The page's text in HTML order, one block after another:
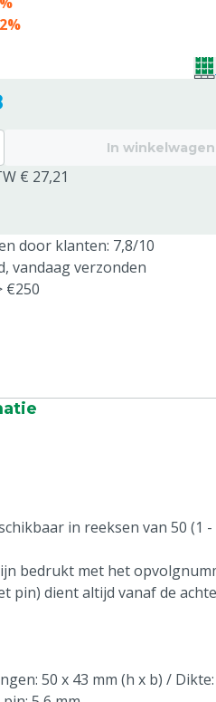
In winkelwagen
€ 27,21
door klanten: 7,8/10
vandaag verzonden
€250
in reeksen van 50 (1 -
bedrukt met het
pin) dient altijd vanaf de
50 x 43 mm (h x b) /